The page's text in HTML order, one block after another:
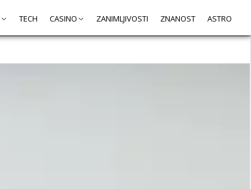
TECH CASINO ZANIMLJIVOSTI ZNANOST ASTRO